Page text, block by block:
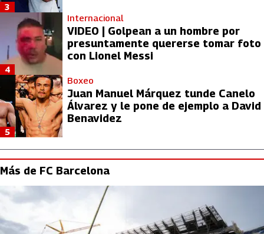
3
Internacional
VIDEO | Golpean a un hombre por
presuntamente quererse tomar foto
con Lionel Messi
4
Boxeo
Juan Manuel Márquez tunde Canelo
Álvarez y le pone de ejemplo a David
Benavidez
5
Más de FC Barcelona